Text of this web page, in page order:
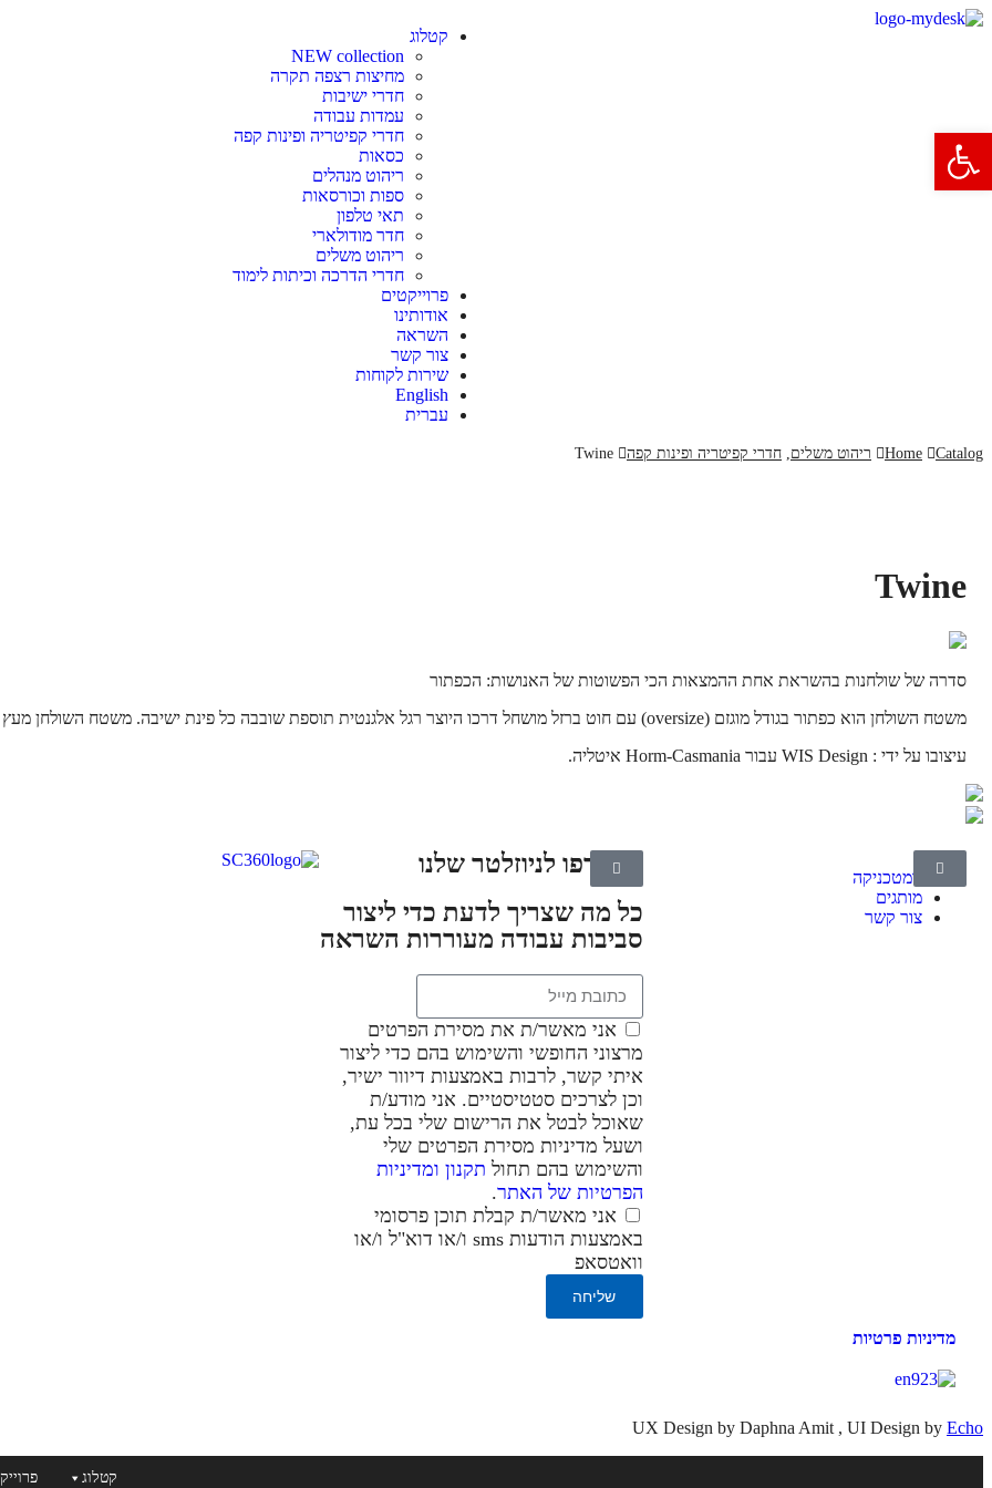
קטלוג
NEW collection
מחיצות רצפה תקרה
חדרי ישיבות
עמדות עבודה
חדרי קפיטריה ופינות קפה
כסאות
ריהוט מנהלים
ספות וכורסאות
תאי טלפון
חדר מודולארי
ריהוט משלים
חדרי הדרכה וכיתות לימוד
פרוייקטים
אודותינו
השראה
צור קשר
שירות לקוחות
English
עברית
Home Catalog ריהוט משלים, חדרי קפיטריה ופינות קפה Twine
Twine
סדרה של שולחנות בהשראת אחת ההמצאות הכי הפשוטות של האנושות: הכפתור
משטח השולחן הוא כפתור בגודל מוגזם (oversize) עם חוט ברזל מושחל דרכו היוצר רגל אלגנטית תוספת שובבה כל פינת ישיבה. משטח השולחן מעץ או צבוע לבן עם רגלי מתכת בגוון לבן או שחור.
עיצובו על ידי : WIS Design
עבור Horm-Casmania איטליה.
גומטכניקה
מותגים
צור קשר
הצטרפו לניוזלטר שלנו
כל מה שצריך לדעת כדי ליצור
סביבות עבודה מעוררות השראה
אני מאשר/ת את מסירת הפרטים
מרצוני החופשי והשימוש בהם כדי ליצור
איתי קשר, לרבות באמצעות דיוור ישיר,
וכן לצרכים סטטיסטיים. אני מודע/ת
שאוכל לבטל את הרישום שלי בכל עת,
ושעל מדיניות מסירת הפרטים שלי
והשימוש בהם תחול תקנון ומדיניות
הפרטיות של האתר.
אני מאשר/ת קבלת תוכן פרסומי
באמצעות הודעות sms ו/או דוא"ל ו/או
וואטסאפ
שליחה
מדיניות פרטיות
UX Design by Daphna Amit , UI Design by Echo
קטלוג
פתח סרגל נגישות